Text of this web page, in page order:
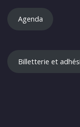
Agenda
Billetterie et